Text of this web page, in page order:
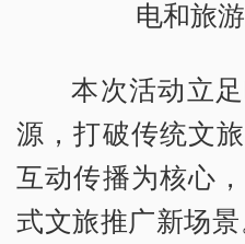
电和旅
本次活动立
源，打破传统文
互动传播为核心
式文旅推广新场